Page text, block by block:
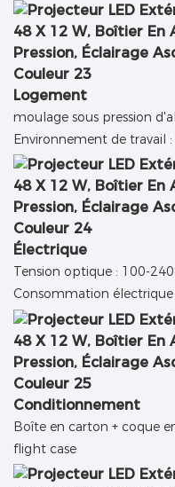
Logement
moulage sous pression
Environnement de travail
Électrique
Tension optique : 100-
Consommation
Conditionnement
Boîte en carton + coque
flight case